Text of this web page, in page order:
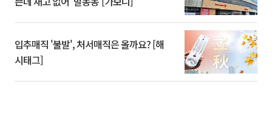
입추매직 '불발', 처서매직은 올까요? [해
시태그]